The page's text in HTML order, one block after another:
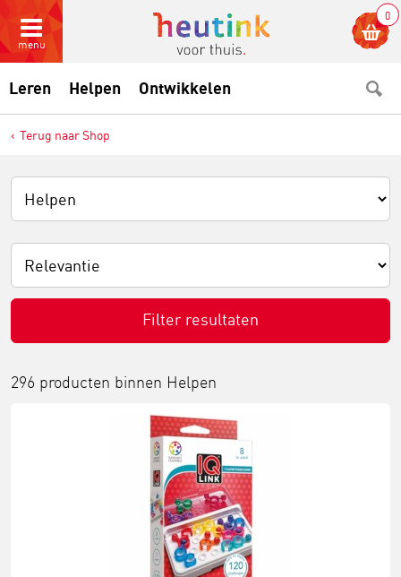
menu
0
Leren Helpen Ontwikkelen
Terug naar Shop
Filter resultaten
296 producten binnen Helpen